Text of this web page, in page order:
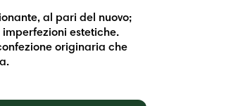
al pari del nuovo;
estetiche.
originaria che